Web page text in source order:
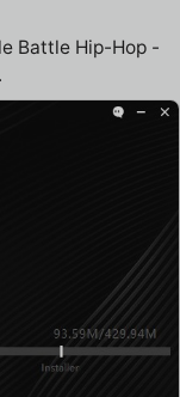
Battle Hip-Hop -